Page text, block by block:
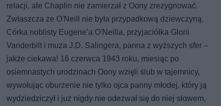
relacji, ale Chaplin nie zamierzał z Oony zrezygnować.
Zwłaszcza że O'Neill nie była przypadkową dziewczyną.
Córka noblisty Eugene’a O'Neilla, przyjaciółka Glorii
Vanderbilt i muza J.D. Salingera, panna z wyższych sfer –
jakże ciekawa! 16 czerwca 1943 roku, miesiąc po
osiemnastych urodzinach Oony wzięli ślub w tajemnicy,
wywołując oburzenie nie tylko ojca panny młodej, który ją
wydziedziczył i już nigdy nie odezwał się do niej słowem,